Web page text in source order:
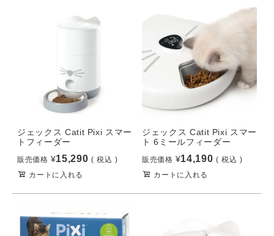
ジェックス Catit Pixi スマー
トフィーダー
販売価格 ¥15,290
税込
カートに入れる
ジェックス Catit Pixi スマー
ト 6ミールフィーダー
販売価格 ¥14,190
税込
カートに入れる